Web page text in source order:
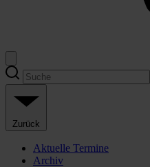
Zurück
Aktuelle Termine
Archiv